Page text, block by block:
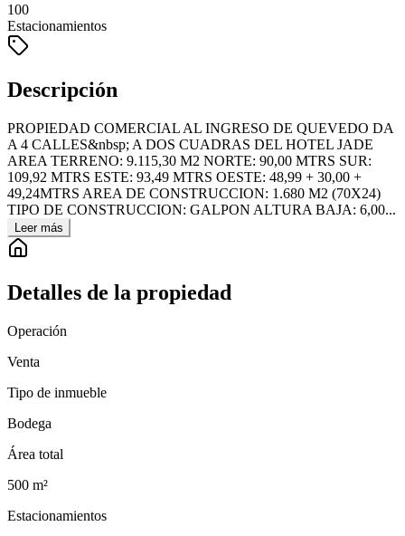
100
Estacionamientos
Descripción
PROPIEDAD COMERCIAL AL INGRESO DE QUEVEDO DA
A 4 CALLES&nbsp; A DOS CUADRAS DEL HOTEL JADE
AREA TERRENO: 9.115,30 M2 NORTE: 90,00 MTRS SUR:
109,92 MTRS ESTE: 93,49 MTRS OESTE: 48,99 + 30,00 +
49,24MTRS AREA DE CONSTRUCCION: 1.680 M2 (70X24)
TIPO DE CONSTRUCCION: GALPON ALTURA BAJA: 6,00...
Leer más
Detalles de la propiedad
Operación
Venta
Tipo de inmueble
Bodega
Área total
500 m²
Estacionamientos